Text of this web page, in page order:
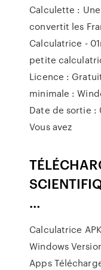
Calculette :
convertit les
Calculatrice -
petite
Licence :
minimale :
Date de sortie :
Vous avez
…
Calculatrice
Windows
Apps